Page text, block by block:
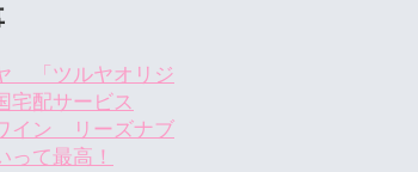
「ツルヤオリジ
配サービス
イン リーズナブ
って最高！